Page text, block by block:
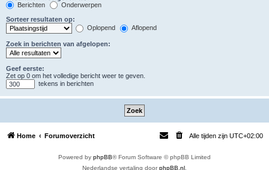
Berichten
Onderwerpen
Sorteer resultaten op:
Oplopend
Aflopend
Zoek in berichten van afgelopen:
Geef eerste:
Zet op 0 om het volledige bericht weer te geven.
tekens in berichten
Home Forumoverzicht Alle tijden zijn UTC+02:00
Powered by phpBB® Forum Software © phpBB Limited
Nederlandse vertaling doorphpBB.nl .